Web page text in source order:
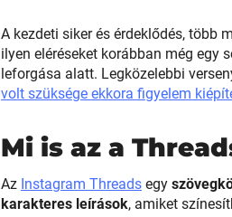
A kezdeti siker és érdeklődés, több
ilyen eléréseket korábban még egy
leforgása alatt. Legközelebbi
volt szüksége ekkora figyelem
Mi is az a
Az Instagram Threads egy
karakteres leírások, amiket